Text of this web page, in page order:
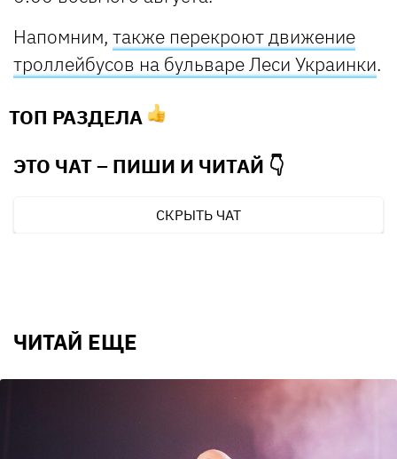
Напомним, также перекроют движение
троллейбусов на бульваре Леси Украинки.
ТОП РАЗДЕЛА
ЭТО ЧАТ – ПИШИ И ЧИТАЙ 👇
СКРЫТЬ ЧАТ
ЧИТАЙ ЕЩЕ